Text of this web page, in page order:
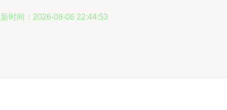
时间：2026-08-06 22:44:53